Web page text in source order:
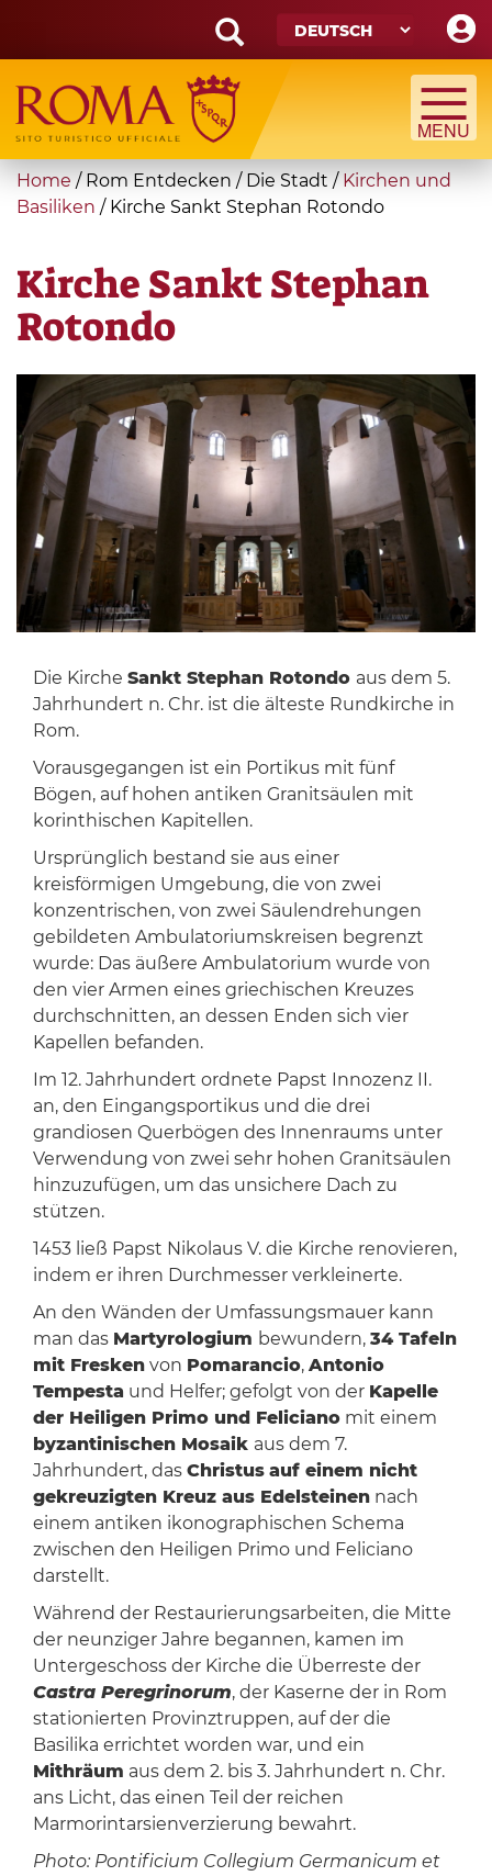
main
content
Search
form
Suche
You
are
Home / Rom Entdecken / Die Stadt / Kirchen und
Basiliken / Kirche Sankt Stephan Rotondo
Kirche Sankt Stephan
Rotondo
Die Kirche Sankt Stephan Rotondo aus dem 5.
Jahrhundert n. Chr. ist die älteste Rundkirche in
Rom.
Vorausgegangen ist ein Portikus mit fünf
Bögen, auf hohen antiken Granitsäulen mit
korinthischen Kapitellen.
Ursprünglich bestand sie aus einer
kreisförmigen Umgebung, die von zwei
konzentrischen, von zwei Säulendrehungen
gebildeten Ambulatoriumskreisen begrenzt
wurde: Das äußere Ambulatorium wurde von
den vier Armen eines griechischen Kreuzes
durchschnitten, an dessen Enden sich vier
Kapellen befanden.
Im 12. Jahrhundert ordnete Papst Innozenz II.
an, den Eingangsportikus und die drei
grandiosen Querbögen des Innenraums unter
Verwendung von zwei sehr hohen Granitsäulen
hinzuzufügen, um das unsichere Dach zu
stützen.
1453 ließ Papst Nikolaus V. die Kirche renovieren,
indem er ihren Durchmesser verkleinerte.
An den Wänden der Umfassungsmauer kann
man das Martyrologium bewundern, 34 Tafeln
mit Freskenvon Pomarancio, Antonio
Tempesta und Helfer; gefolgt von der Kapelle
der Heiligen Primo und Felicianomit einem
byzantinischen Mosaik aus dem 7.
Jahrhundert, das Christus auf einem nicht
gekreuzigten Kreuz aus Edelsteinennach
einem antiken ikonographischen Schema
zwischen den Heiligen Primo und Feliciano
darstellt.
Während der Restaurierungsarbeiten, die Mitte
der neunziger Jahre begannen, kamen im
Untergeschoss der Kirche die Überreste der
Castra Peregrinorum, der Kaserne der in Rom
stationierten Provinztruppen, auf der die
Basilika errichtet worden war, und ein
Mithräum aus dem 2. bis 3. Jahrhundert n. Chr.
ans Licht, das einen Teil der reichen
Marmorintarsienverzierung bewahrt.
Photo: Pontificium Collegium Germanicum et